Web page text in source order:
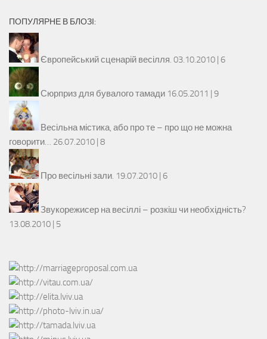
ПОПУЛЯРНЕ В БЛОЗІ:
Європейський сценарій весілля. 03.10.2010 | 6
Сюрприз для бувалого тамади 16.05.2011 | 9
Весільна містика, або про те – про що не можна
говорити… 26.07.2010 | 8
Про весільні зали. 19.07.2010 | 6
Звукорежисер на весіллі – розкіш чи необхідність?
13.08.2010 | 5